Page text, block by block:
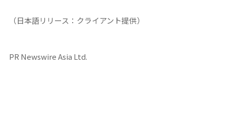
（日本語リリース：クライアント提供）
PR Newswire Asia Ltd.